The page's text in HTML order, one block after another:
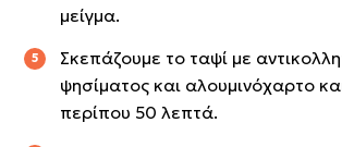
μείγμα.
Σκεπάζουμε το ταψί με
ψησίματος και αλουμινόχαρτο
περίπου 50 λεπτά.